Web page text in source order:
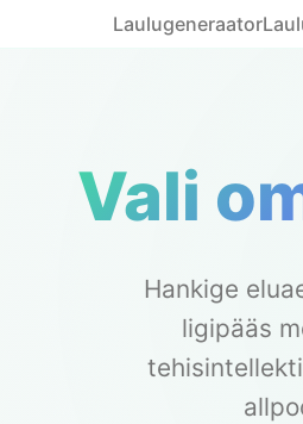
Laulugeneraator
Vali
Hankige
ligipääs